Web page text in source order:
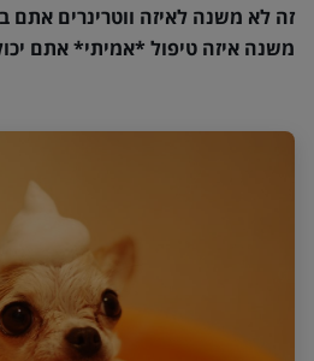
זה לא משנה לאיזה ווטרינרים אתם
משנה איזה טיפול *אמיתי* אתם